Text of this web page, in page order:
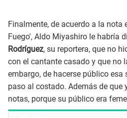
Finalmente, de acuerdo a la nota
Fuego', Aldo Miyashiro le habría
Rodríguez, su reportera, que no
con el cantante casado y que no
embargo, de hacerse público esa
paso al costado. Además de que
notas, porque su público era